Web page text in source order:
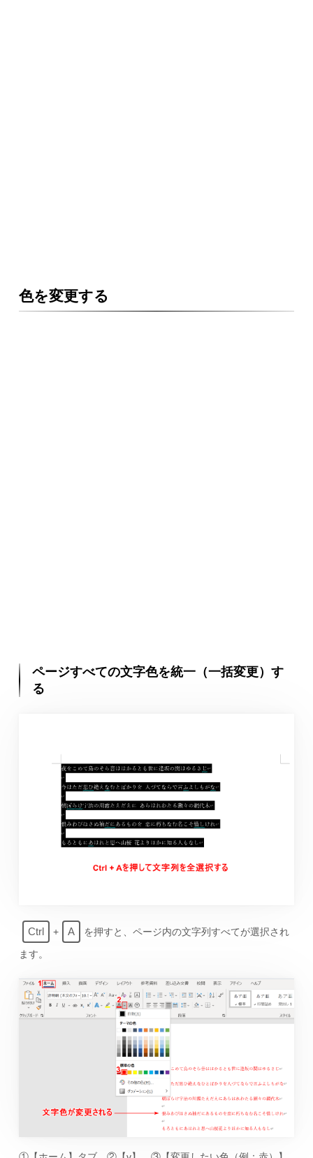
色を変更する
ページすべての文字色を統一（一括変更）す
る
Ctrl + A
を押すと、ページ内の文字列すべてが選択され
ます。